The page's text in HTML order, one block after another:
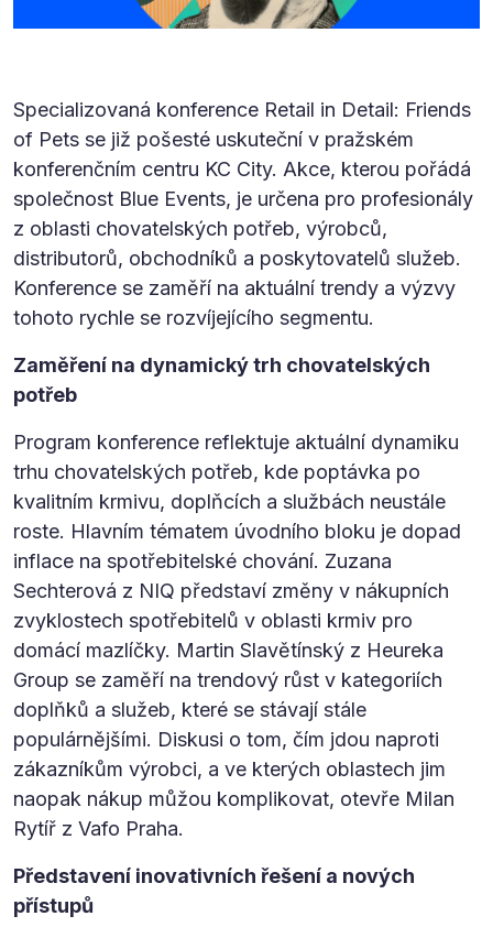
Specializovaná konference Retail in Detail: Friends
of Pets se již pošesté uskuteční v pražském
konferenčním centru KC City. Akce, kterou pořádá
společnost Blue Events, je určena pro profesionály
z oblasti chovatelských potřeb, výrobců,
distributorů, obchodníků a poskytovatelů služeb.
Konference se zaměří na aktuální trendy a výzvy
tohoto rychle se rozvíjejícího segmentu.
Zaměření na dynamický trh chovatelských
potřeb
Program konference reflektuje aktuální dynamiku
trhu chovatelských potřeb, kde poptávka po
kvalitním krmivu, doplňcích a službách neustále
roste. Hlavním tématem úvodního bloku je dopad
inflace na spotřebitelské chování. Zuzana
Sechterová z NIQ představí změny v nákupních
zvyklostech spotřebitelů v oblasti krmiv pro
domácí mazlíčky. Martin Slavětínský z Heureka
Group se zaměří na trendový růst v kategoriích
doplňků a služeb, které se stávají stále
populárnějšími. Diskusi o tom, čím jdou naproti
zákazníkům výrobci, a ve kterých oblastech jim
naopak nákup můžou komplikovat, otevře Milan
Rytíř z Vafo Praha.
Představení inovativních řešení a nových
přístupů